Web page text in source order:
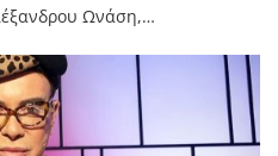
Ωνάση,…